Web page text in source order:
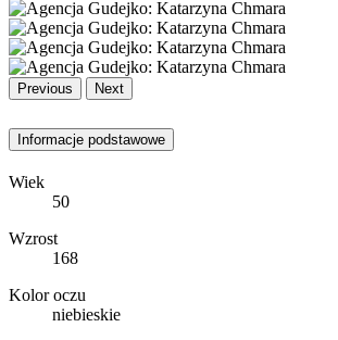
Previous Next
Informacje podstawowe
Wiek
50
Wzrost
168
Kolor oczu
niebieskie